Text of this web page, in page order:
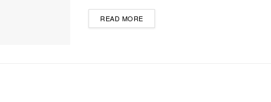
READ MOREDETAILS